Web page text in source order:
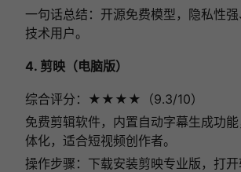
一句话总结：开源免费模型，隐私性
技术用户。
4. 剪映（电脑版）
综合评分：★★★★（9.3/10）
免费剪辑软件，内置自动字幕生成功
体化，适合短视频创作者。
操作步骤：下载安装剪映专业版，打